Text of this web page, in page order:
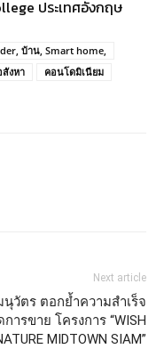
ประเทศอังกฤษ
บ้าน, Smart home,
งหา
คอนโดมิเนียม
Next article
นุวัตร ตอกย้ำความสำเร็จ
ารขาย โครงการ “WISH
MIDTOWN SIAM”